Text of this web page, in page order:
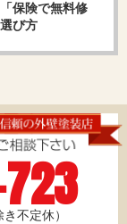
保険で無料修
び方
不定休）